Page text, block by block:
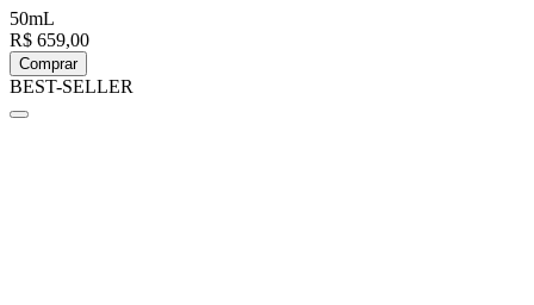
50mL
R$ 659,00
Comprar
BEST-SELLER